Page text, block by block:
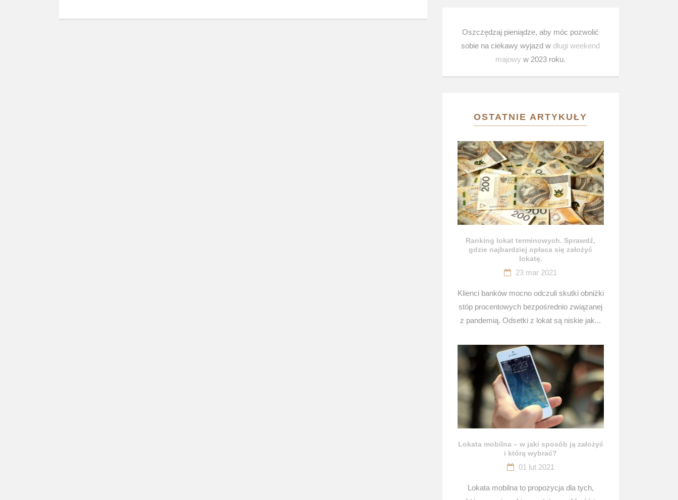
Oszczędzaj pieniądze, aby móc pozwolić
sobie na ciekawy wyjazd w długi weekend
majowy w 2023 roku.
OSTATNIE ARTYKUŁY
Ranking lokat terminowych. Sprawdź,
gdzie najbardziej opłaca się założyć
lokatę.
23 mar 2021
Klienci banków mocno odczuli skutki obniżki
stóp procentowych bezpośrednio związanej
z pandemią. Odsetki z lokat są niskie jak...
Lokata mobilna – w jaki sposób ją założyć
i którą wybrać?
01 lut 2021
Lokata mobilna to propozycja dla tych,